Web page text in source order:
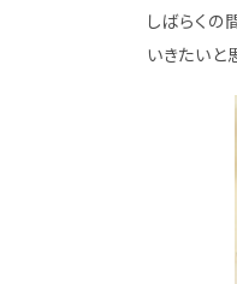
しばらくの
いきたいと